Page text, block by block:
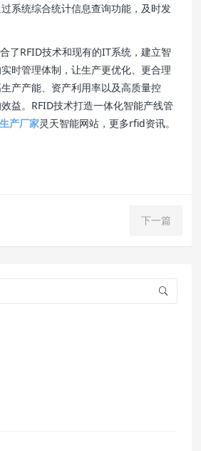
系统综合统计信息查询功能，及时发
了RFID技术和现有的IT系统，建立智
时管理体制，让生产更优化、更合理
产产能、资产利用率以及高质量控
益。RFID技术打造一体化智能产线管
产厂家灵天智能网站，更多rfid资讯。
下一篇